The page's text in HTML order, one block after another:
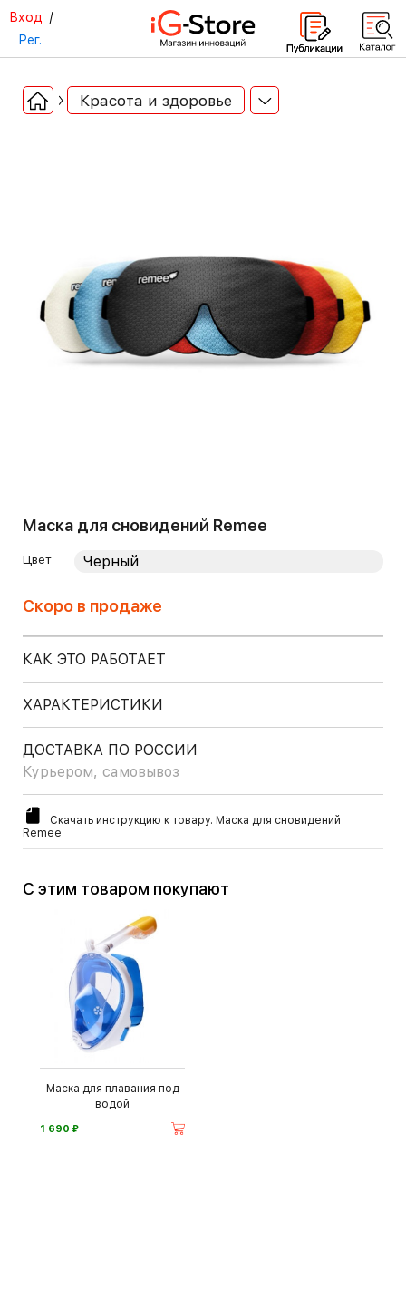
Вход /
Рег.
Красота и здоровье
Маска для сновидений Remee
Цвет
Скоро в продаже
КАК ЭТО РАБОТАЕТ
ХАРАКТЕРИСТИКИ
ДОСТАВКА ПО РОССИИ
Курьером, самовывоз
Скачать инструкцию к товару. Маска для сновидений
Remee
С этим товаром покупают
Маска для плавания под
водой
1 690 ⃏